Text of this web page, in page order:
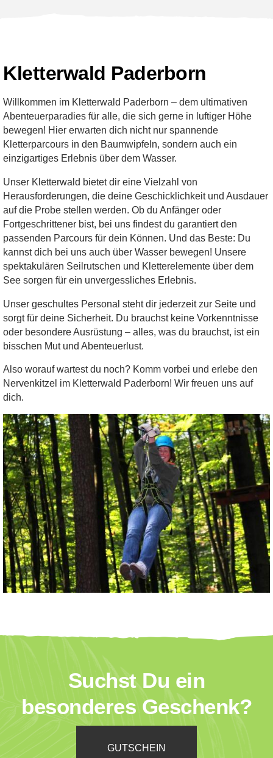
Kletterwald Paderborn
Willkommen im Kletterwald Paderborn – dem ultimativen
Abenteuerparadies für alle, die sich gerne in luftiger Höhe
bewegen! Hier erwarten dich nicht nur spannende
Kletterparcours in den Baumwipfeln, sondern auch ein
einzigartiges Erlebnis über dem Wasser.
Unser Kletterwald bietet dir eine Vielzahl von
Herausforderungen, die deine Geschicklichkeit und Ausdauer
auf die Probe stellen werden. Ob du Anfänger oder
Fortgeschrittener bist, bei uns findest du garantiert den
passenden Parcours für dein Können. Und das Beste: Du
kannst dich bei uns auch über Wasser bewegen! Unsere
spektakulären Seilrutschen und Kletterelemente über dem
See sorgen für ein unvergessliches Erlebnis.
Unser geschultes Personal steht dir jederzeit zur Seite und
sorgt für deine Sicherheit. Du brauchst keine Vorkenntnisse
oder besondere Ausrüstung – alles, was du brauchst, ist ein
bisschen Mut und Abenteuerlust.
Also worauf wartest du noch? Komm vorbei und erlebe den
Nervenkitzel im Kletterwald Paderborn! Wir freuen uns auf
dich.
Suchst Du ein
besonderes Geschenk?
GUTSCHEIN